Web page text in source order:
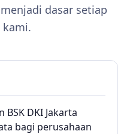
dasar setiap
kami.
DKI Jakarta
bagi perusahaan